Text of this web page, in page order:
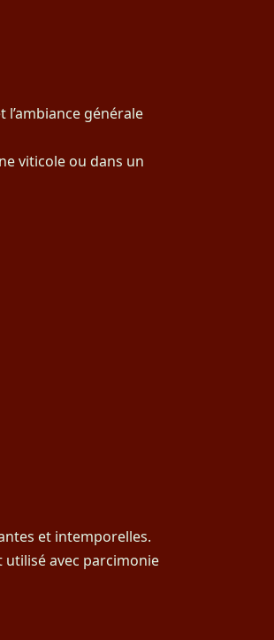
générale
viticole ou dans un
et intemporelles.
utilisé avec parcimonie